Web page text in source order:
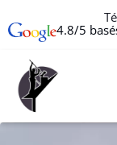
4.8/5